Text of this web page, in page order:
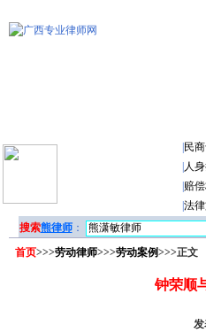
民
人
赔
法
搜索熊律师：
首页>>>劳动律师>>>劳动案例>>>正文
钟荣顺